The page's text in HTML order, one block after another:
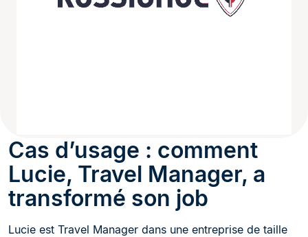
Cas d’usage : comment
Lucie, Travel Manager, a
transformé son job
Lucie est Travel Manager dans une entreprise de taille